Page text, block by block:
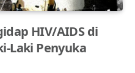
HIV/AIDS di
Laki Penyuka